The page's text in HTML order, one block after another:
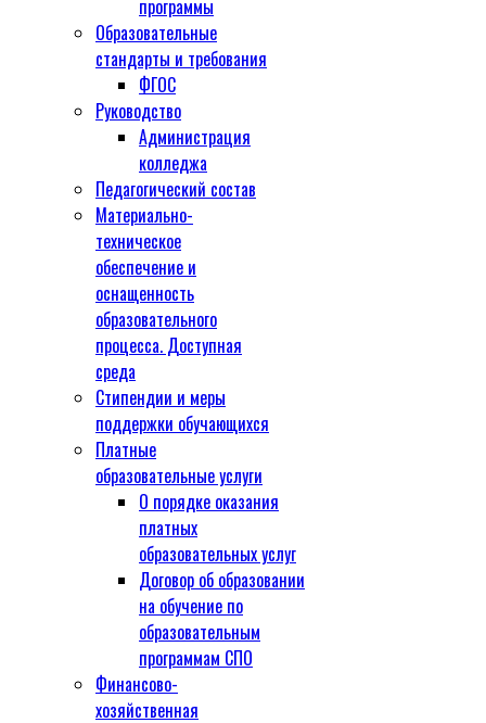
программы
Образовательные
стандарты и требования
ФГОС
Руководство
Администрация
колледжа
Педагогический состав
Материально-
техническое
обеспечение и
оснащенность
образовательного
процесса. Доступная
среда
Стипендии и меры
поддержки обучающихся
Платные
образовательные услуги
О порядке оказания
платных
образовательных услуг
Договор об образовании
на обучение по
образовательным
программам СПО
Финансово-
хозяйственная